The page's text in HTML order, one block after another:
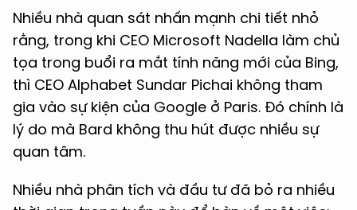
Nhiều nhà quan sát nhấn mạnh chi tiết nhỏ
rằng, trong khi CEO Microsoft Nadella làm chủ
tọa trong buổi ra mắt tính năng mới của Bing,
thì CEO Alphabet Sundar Pichai không tham
gia vào sự kiện của Google ở Paris. Đó chính là
lý do mà Bard không thu hút được nhiều sự
quan tâm.
Nhiều nhà phân tích và đầu tư đã bỏ ra nhiều